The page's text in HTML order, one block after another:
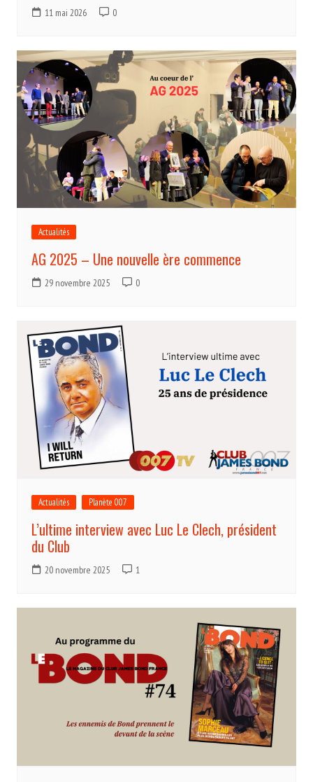
11 mai 2026 0
Actualités
AG 2025 – Une nouvelle ère commence
29 novembre 2025 0
Actualités Planète 007
L’ultime interview avec Luc Le Clech, président
du Club
20 novembre 2025 1